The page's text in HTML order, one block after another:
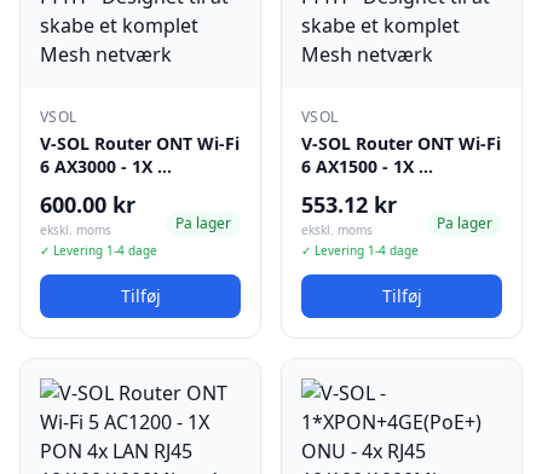
VSOL
V-SOL Router ONT Wi-Fi
6 AX3000 - 1X …
600.00 kr
ekskl. moms
✓ Levering 1-4 dage
Pa lager
Tilføj
VSOL
V-SOL Router ONT Wi-Fi
6 AX1500 - 1X …
553.12 kr
ekskl. moms
✓ Levering 1-4 dage
Pa lager
Tilføj